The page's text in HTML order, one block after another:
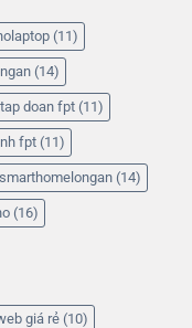
(11)
(14)
doan fpt (11)
fpt (11)
smarthomelongan (14)
(16)
giá rẻ (10)